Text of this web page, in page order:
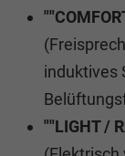
induktives
""LIGHT /